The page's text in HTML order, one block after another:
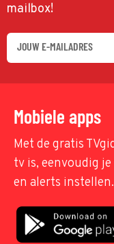
mailbox!
Mobiele apps
Met de gratis
tv is, eenvoudig
en alerts instellen.